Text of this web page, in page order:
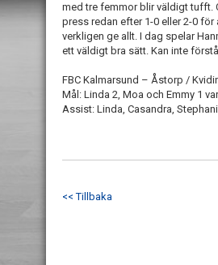
med tre femmor blir väldigt tufft.
press redan efter 1-0 eller 2-0
verkligen ge allt. I dag spelar
ett väldigt bra sätt. Kan inte
FBC Kalmarsund – Åstorp /
Mål: Linda 2, Moa och Emmy 1 var
Assist: Linda, Casandra,
<< Tillbaka